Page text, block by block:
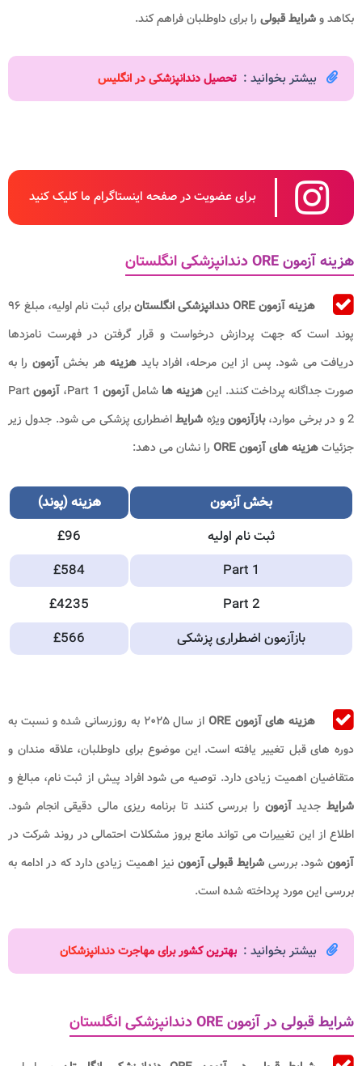
بکاهد وشرایط قبولی را برای داوطلبان فراهم کند.
بیشتر بخوانید : تحصیل دندانپزشکی در انگلیس
برای عضویت در صفحه اینستاگرام ما کلیک کنید
هزینه آزمون ORE دندانپزشکی انگلستان
هزینه آزمون ORE دندانپزشکی انگلستان
برای ثبت نام اولیه، مبلغ ۹۶
پوند است که جهت پردازش درخواست و قرار گرفتن در فهرست نامزدها
دریافت می شود. پس از این مرحله، افراد باید هزینههر بخشآزمون را به
صورت جداگانه پرداخت کنند. اینهزینه ها شاملآزمون آزمونPart
2 و در برخی موارد،
بازآزمونویژه شرایطاضطراری پزشکی می شود. جدول زیر
جزئیاتهزینه های آزمون ORE را نشان می دهد:
بخش آزمون
هزینه (پوند)
ثبت نام اولیه
£96
Part 1
£584
Part 2
£4235
بازآزمون اضطراری پزشکی
£566
هزینه های آزمون ORE
از سال ۲۰۲۵ به روزرسانی شده و نسبت به
دوره های قبل تغییر یافته است. این موضوع برای داوطلبان، علاقه مندان و
متقاضیان اهمیت زیادی دارد. توصیه می شود افراد پیش از ثبت نام، مبالغ و
شرایطجدیدآزمون را بررسی کنند تا برنامه ریزی مالی دقیقی انجام شود.
اطلاع از این تغییرات می تواند مانع بروز مشکلات احتمالی در روند شرکت در
آزمونشود. بررسیشرایط قبولی آزمون نیز اهمیت زیادی دارد که در ادامه به
بررسی این مورد پرداخته شده است.
بیشتر بخوانید : بهترین کشور برای مهاجرت دندانپزشکان
شرایط قبولی در آزمون ORE دندانپزشکی انگلستان